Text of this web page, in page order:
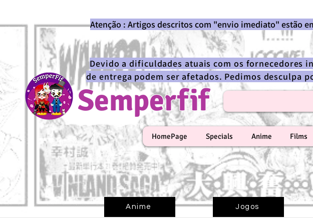
Semperfif
Atenção : Artigos descritos com "envio imediato" estão
Devido a dificuldades atuais com os fornecedores
de entrega podem ser afetados. Pedimos desculpa
HomePage Specials Anime Films
Anime Jogos